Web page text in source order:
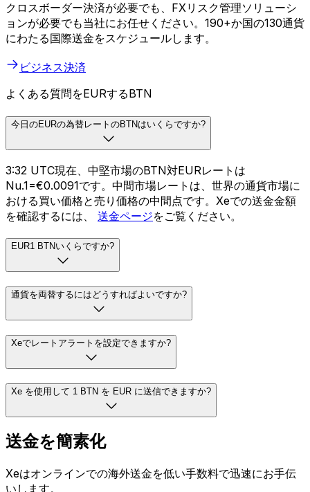
クロスボーダー決済が必要でも、FXリスク管理ソリューシ
ョンが必要でも当社にお任せください。190+か国の130通貨
にわたる国際送金をスケジュールします。
ビジネス決済
よくある質問をEURするBTN
今日のEURの為替レートのBTNはいくらですか?
3:32 UTC現在、中堅市場のBTN対EURレートは
Nu.1=€0.0091です。中間市場レートは、世界の通貨市場に
おける買い価格と売り価格の中間点です。Xeでの送金金額
を確認するには、 送金ページをご覧ください。
EUR1 BTNいくらですか?
通貨を両替するにはどうすればよいですか?
Xeでレートアラートを設定できますか?
Xe を使用して 1 BTN を EUR に送信できますか?
送金を簡素化
Xeはオンラインでの海外送金を低い手数料で迅速にお手伝
いします。